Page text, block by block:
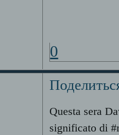
0
Questa sera
significato di